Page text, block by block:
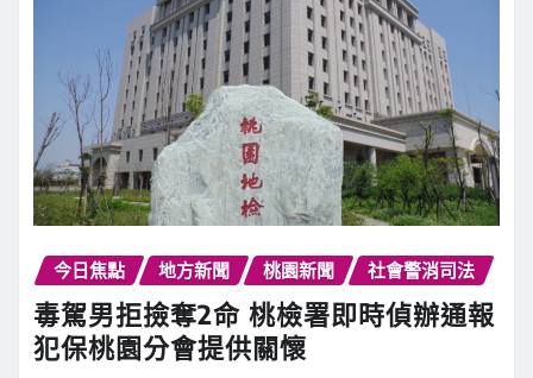
今日焦點 地方新聞 桃園新聞 社會警消司法
毒駕男拒撿奪2命 桃檢署即時偵辦通報
犯保桃園分會提供關懷